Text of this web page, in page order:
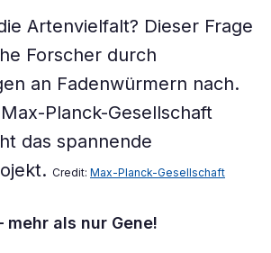
Artenvielfalt? Dieser Frage
Forscher durch
an Fadenwürmern nach.
Planck-Gesellschaft
das spannende
Credit: Max-Planck-Gesellschaft
mehr als nur Gene!